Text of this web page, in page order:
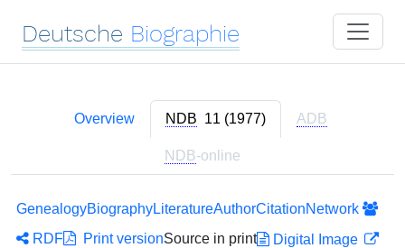
Deutsche Biographie
Overview NDB 11 (1977) ADB
NDB-online
GenealogyBiographyLiteratureAuthorCitationNetwork
RDF
Print versionSource in print
Digital Image